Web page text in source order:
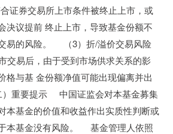
券交易所上市条件被终止上市，或
决议提前 终止上市，导致基金份额不
易的风险。 （3）折/溢价交易风险
交易后，由于受到市场供求关系的影
格与基 金份额净值可能出现偏离并出
）重要提示 中国证监会对本基金募集
本基金的价值和收益作出实质性判断或
本基金没有风险。 基金管理人依照